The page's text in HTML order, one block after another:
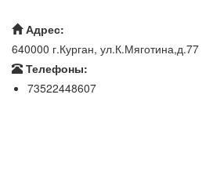
Адрес:
640000 г.Курган, ул.К.Мяготина,д.77
Телефоны:
73522448607